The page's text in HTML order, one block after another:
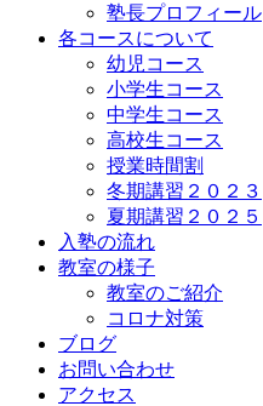
塾長プロフィール
各コースについて
幼児コース
小学生コース
中学生コース
高校生コース
授業時間割
冬期講習２０２３
夏期講習２０２５
入塾の流れ
教室の様子
教室のご紹介
コロナ対策
ブログ
お問い合わせ
アクセス